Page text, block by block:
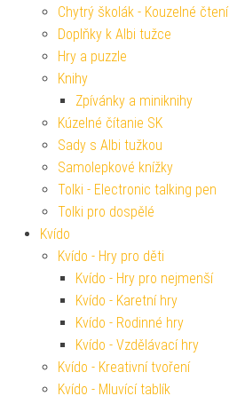
Chytrý školák - Kouzelné čtení
Doplňky k Albi tužce
Hry a puzzle
Knihy
Zpívánky a miniknihy
Kúzelné čítanie SK
Sady s Albi tužkou
Samolepkové knížky
Tolki - Electronic talking pen
Tolki pro dospělé
Kvído
Kvído - Hry pro děti
Kvído - Hry pro nejmenší
Kvído - Karetní hry
Kvído - Rodinné hry
Kvído - Vzdělávací hry
Kvído - Kreativní tvoření
Kvído - Mluvící tablík